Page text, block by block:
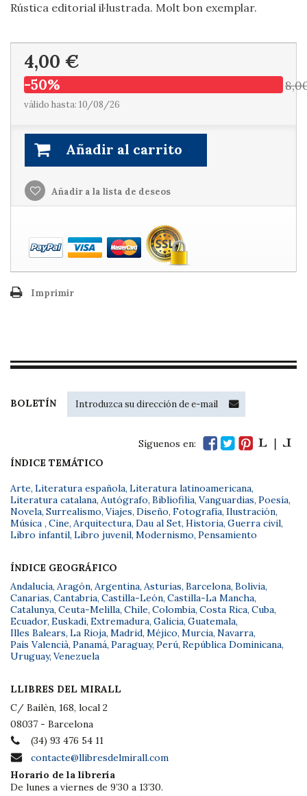
Rústica editorial il·lustrada. Molt bon exemplar.
4,00 €
-50%
válido hasta: 10/08/26
Añadir al carrito
Añadir a la lista de deseos
Imprimir
BOLETÍN
Síguenos en:
ÍNDICE TEMÁTICO
Arte, Literatura española, Literatura latinoamericana,
Literatura catalana, Autógrafo, Bibliofilia, Vanguardias, Poesía,
Novela, Surrealismo, Viajes, Diseño, Fotografía, Ilustración,
Música , Cine, Arquitectura, Dau al Set, Historia, Guerra civil,
Libro infantil, Libro juvenil, Modernismo, Pensamiento
ÍNDICE GEOGRÁFICO
Andalucía, Aragón, Argentina, Asturias, Barcelona, Bolivia,
Canarias, Cantabria, Castilla-León, Castilla-La Mancha,
Catalunya, Ceuta-Melilla, Chile, Colombia, Costa Rica, Cuba,
Ecuador, Euskadi, Extremadura, Galicia, Guatemala,
Illes Balears, La Rioja, Madrid, Méjico, Murcia, Navarra,
País Valencià, Panamá, Paraguay, Perú, República Dominicana,
Uruguay, Venezuela
LLIBRES DEL MIRALL
C/ Bailèn, 168, local 2
08037 - Barcelona
(34) 93 476 54 11
contacte@llibresdelmirall.com
Horario de la librería
De lunes a viernes de 9’30 a 13’30.